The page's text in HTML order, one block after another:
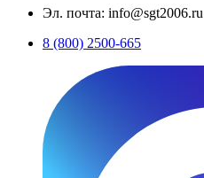
Эл. почта: info@sgt2006.ru
8 (800) 2500-665